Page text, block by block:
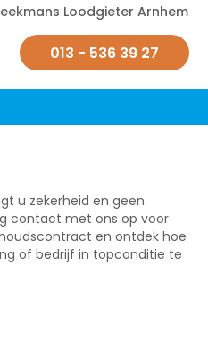
Loodgieter Arnhem
013 - 536 39 27
u zekerheid en geen
contact met ons op voor
en ontdek hoe
of bedrijf in topconditie te